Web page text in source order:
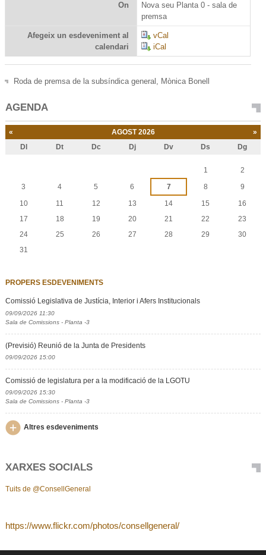
On
Nova seu Planta 0 - sala de
premsa
Afegeix un esdeveniment al
calendari
vCal
iCal
Roda de premsade la subsíndica general, Mònica Bonell
AGENDA
« AGOST 2026 »
Dl Dt Dc Dj Dv Ds Dg
1
2
3
4 5 6 7 8
9
10
11 12 13 14 15
16
17
18 19 20 21 22
23
24
25 26 27 28 29
30
31
PROPERS ESDEVENIMENTS
Comissió Legislativa de Justícia, Interior i Afers Institucionals
09/09/2026 11:30
Sala de Comissions - Planta -3
(Previsió) Reunió de la Junta de Presidents
09/09/2026 15:00
Comissió de legislatura per a la modificació de la LGOTU
09/09/2026 15:30
Sala de Comissions - Planta -3
Altres esdeveniments
XARXES SOCIALS
Tuits de @ConsellGeneral
https://www.flickr.com/photos/consellgeneral/